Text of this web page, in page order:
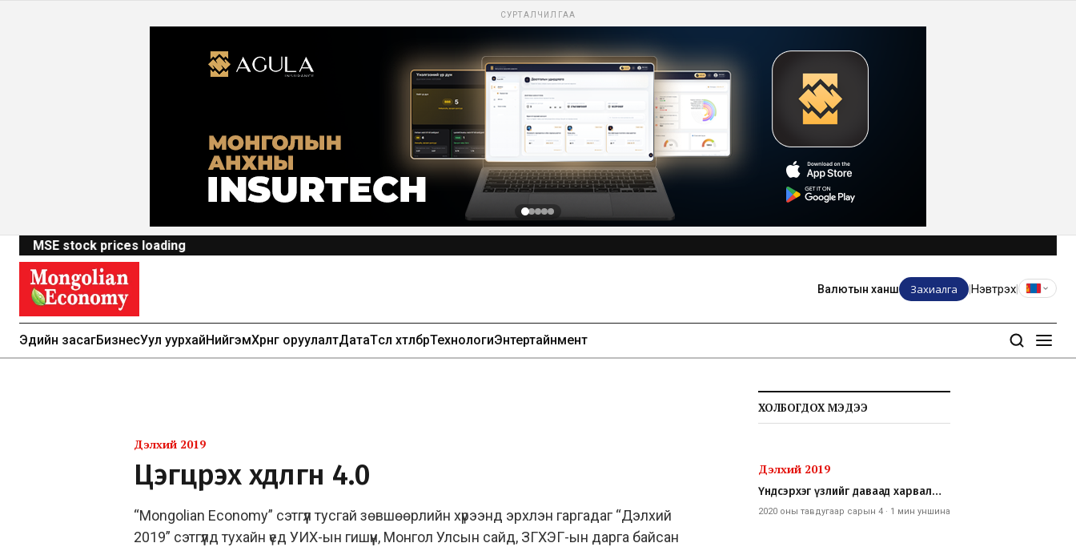
СУРТАЛЧИЛГАА
MSE stock prices loading
Валютын ханш Захиалга Нэвтрэх
Эдийн засагБизнесУул уурхайНийгэмХөрөнгө оруулалтДатаТөсөл хөтөлбөрТехнологиЭнтертайнмент
Дэлхий 2019
Цэгцрэх хөдөлгөөн 4.0
“Mongolian Economy” сэтгүүл тусгай зөвшөөрлийн хүрээнд эрхлэн гаргадаг “Дэлхий
2019” сэтгүүлд тухайн үед УИХ-ын гишүүн, Монгол Улсын сайд, ЗГХЭГ-ын дарга байсан
ХОЛБОГДОХ МЭДЭЭ
Дэлхий 2019
Үндсэрхэг үзлийг даваад харвал…
2020 оны тавдугаар сарын 4 · 1 мин уншина